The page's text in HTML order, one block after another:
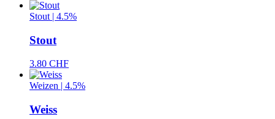
Stout | 4.5%
Stout
3.80 CHF
Weizen | 4.5%
Weiss